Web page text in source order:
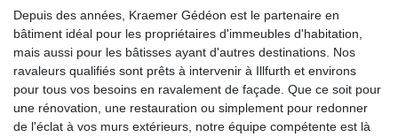
Depuis des années, Kraemer Gédéon est le partenaire en
bâtiment idéal pour les propriétaires d'immeubles d'habitation,
mais aussi pour les bâtisses ayant d'autres destinations. Nos
ravaleurs qualifiés sont prêts à intervenir à Illfurth et environs
pour tous vos besoins en ravalement de façade. Que ce soit pour
une rénovation, une restauration ou simplement pour redonner
de l'éclat à vos murs extérieurs, notre équipe compétente est là